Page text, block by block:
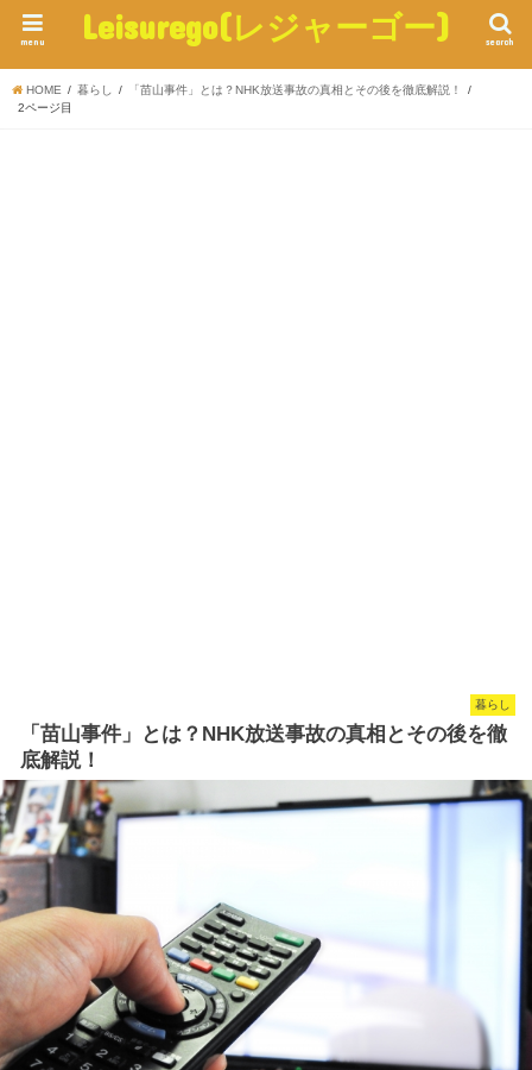
Leisurego(レジャーゴー) search
menu
HOME 暮らし
「苗山事件」とは？NHK放送事故の真相とその後を徹底解説！
2ページ目
暮らし
「苗山事件」とは？NHK放送事故の真相とその後を徹
底解説！